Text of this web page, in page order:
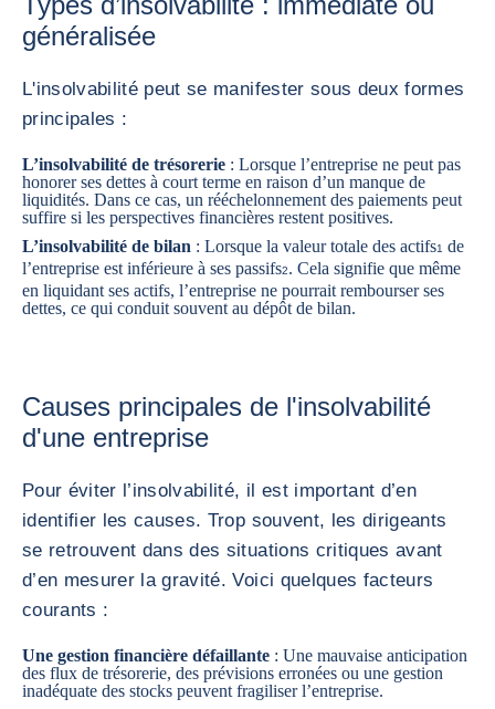
généralisée
L'insolvabilité peut se manifester sous deux formes
principales :
L’insolvabilité de trésorerie : Lorsque l’entreprise ne peut pas
honorer ses dettes à court terme en raison d’un manque de
liquidités. Dans ce cas, un rééchelonnement des paiements peut
suffire si les perspectives financières restent positives.
L’insolvabilité de bilan : Lorsque la valeur totale des actifs1 de
l’entreprise est inférieure à ses passifs2. Cela signifie que même
en liquidant ses actifs, l’entreprise ne pourrait rembourser ses
dettes, ce qui conduit souvent au dépôt de bilan.
Causes principales de l'insolvabilité
d'une entreprise
Pour éviter l’insolvabilité, il est important d’en
identifier les causes. Trop souvent, les dirigeants
se retrouvent dans des situations critiques avant
d’en mesurer la gravité. Voici quelques facteurs
courants :
Une gestion financière défaillante : Une mauvaise anticipation
des flux de trésorerie, des prévisions erronées ou une gestion
inadéquate des stocks peuvent fragiliser l’entreprise.